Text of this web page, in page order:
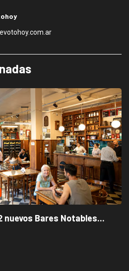
nuevos Bares Notables...